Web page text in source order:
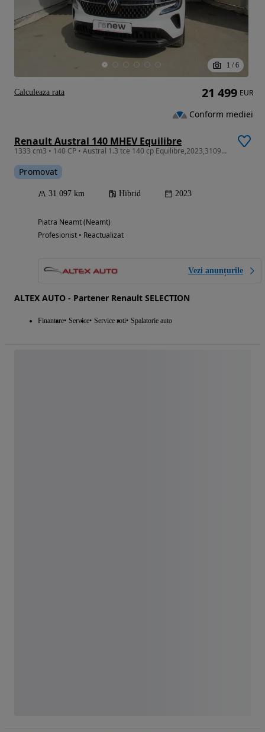
1 / 6
Renault Austral 140 MHEV Equilibre
1333 cm3 • 140 CP • Austral 1.3 tce 140 cp Equilibre,2023,31097 km,garantie 2028,istoric
Promovat
31 097 km Hibrid 2023
Piatra Neamt (Neamt)
Profesionist • Reactualizat
Vezi anunțurile
ALTEX AUTO - Partener Renault SELECTION
Finantare Service Service roti Spalatorie auto
21 499 EUR
Conform mediei
Calculeaza rata